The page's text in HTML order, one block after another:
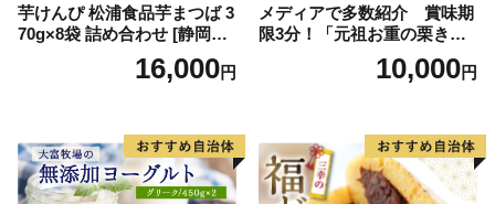
芋けんぴ 松浦食品芋まつば 3
70g×8袋 詰め合わせ [静岡伊
勢丹(松浦食品) 静岡県 吉田町
22424274] 芋ケンピ セット
16,000円
メディアで多数紹介 賞味期
限3分！「元祖お重の栗きん
とんモンブラン」 【未来の
ご褒美】スイーツ 栗 モンブ
子 菓子 F4N-2298
10,000円